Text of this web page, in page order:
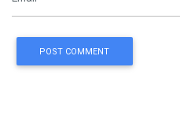
POST COMMENT